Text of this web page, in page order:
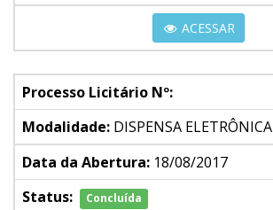
ACESSAR
Processo Licitário Nº:
Modalidade: DISPENSA ELETRÔNICA
Data da Abertura: 18/08/2017
Status:
Concluída